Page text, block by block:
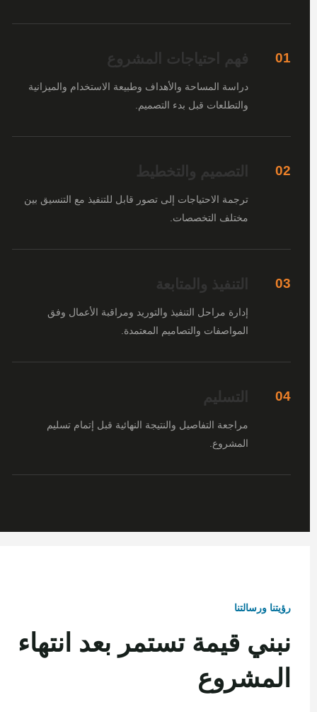
01 فهم احتياجات المشروع
دراسة المساحة والأهداف وطبيعة الاستخدام والميزانية
والتطلعات قبل بدء التصميم.
02 التصميم والتخطيط
ترجمة الاحتياجات إلى تصور قابل للتنفيذ مع التنسيق بين
مختلف التخصصات.
03 التنفيذ والمتابعة
إدارة مراحل التنفيذ والتوريد ومراقبة الأعمال وفق
المواصفات والتصاميم المعتمدة.
04 التسليم
مراجعة التفاصيل والنتيجة النهائية قبل إتمام تسليم
المشروع.
رؤيتنا ورسالتنا
نبني قيمة تستمر بعد انتهاء
المشروع